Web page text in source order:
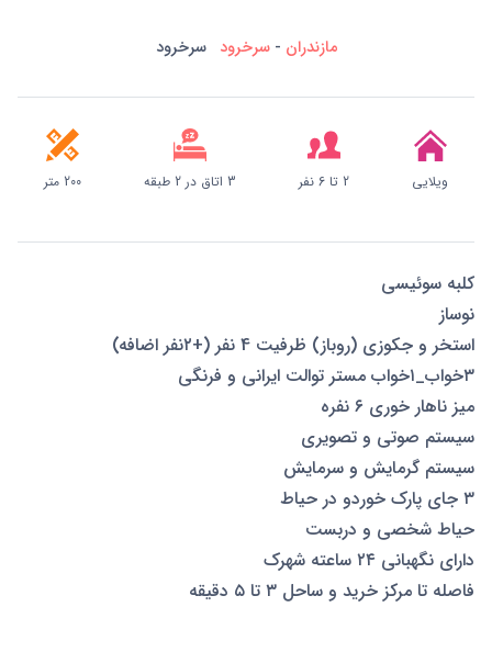
مازندران- سرخرودسرخرود
ویلایی 2 تا 6 نفر 3 اتاق در 2 طبقه 200 متر
کلبه سوئیسی
نوساز
استخر و جکوزی (روباز) ظرفیت 4 نفر (+۲نفر اضافه)
۳خواب_۱خواب مستر توالت ایرانی و فرنگی
میز ناهار خوری ۶ نفره
سیستم صوتی و تصویری
سیستم گرمایش و سرمایش
۳ جای پارک خوردو در حیاط
حیاط شخصی و دربست
دارای نگهبانی ۲۴ ساعته شهرک
فاصله تا مرکز خرید و ساحل ۳ تا ۵ دقیقه